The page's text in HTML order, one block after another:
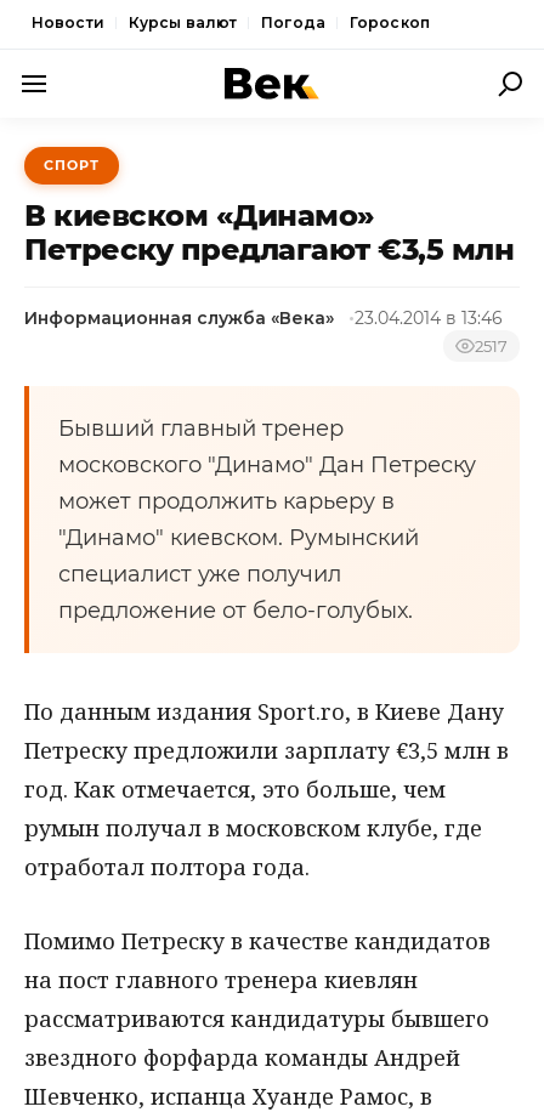
Новости Курсы валют Погода Гороскоп
ПОЛИТИКА
ЭКОНОМИКА
ОБЩЕСТВО
КУЛЬТУРА
НОВОСТИ
СПОРТ
В киевском «Динамо»
Петреску предлагают €3,5 млн
Информационная служба «Века» 23.04.2014 в 13:46
2517
Бывший главный тренер
московского "Динамо" Дан Петреску
может продолжить карьеру в
"Динамо" киевском. Румынский
специалист уже получил
предложение от бело-голубых.
По данным издания Sport.ro, в Киеве Дану
Петреску предложили зарплату €3,5 млн в
год. Как отмечается, это больше, чем
румын получал в московском клубе, где
отработал полтора года.
Помимо Петреску в качестве кандидатов
на пост главного тренера киевлян
рассматриваются кандидатуры бывшего
звездного форфарда команды Андрей
Шевченко, испанца Хуанде Рамос, в